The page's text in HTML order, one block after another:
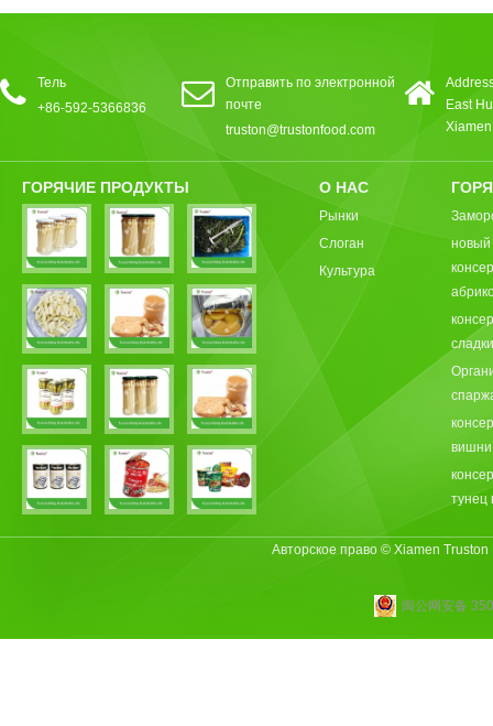
Тель
+86-592-5366836
Отправить по электронной
почте
truston@trustonfood.com
East
ГОРЯЧИЕ ПРОДУКТЫ О НАС
Рынки
Слоган
Культура
новый
вишни
тунец
Авторское право © Xiamen
闽公网安备